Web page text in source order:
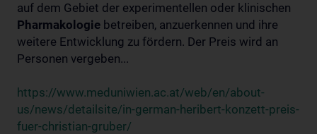
auf dem Gebiet der experimentellen oder klinischen
Pharmakologie betreiben, anzuerkennen und ihre
weitere Entwicklung zu fördern. Der Preis wird an
Personen vergeben...
https://www.meduniwien.ac.at/web/en/about-
us/news/detailsite/in-german-heribert-konzett-preis-
fuer-christian-gruber/